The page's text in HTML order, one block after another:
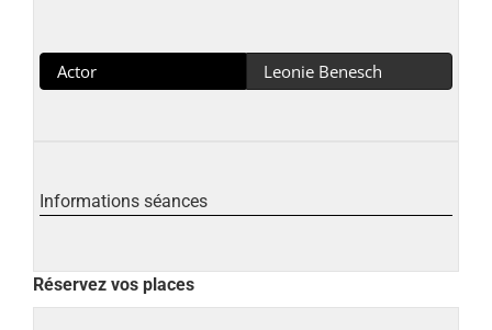
Actor Leonie Benesch
Informations séances
Réservez vos places